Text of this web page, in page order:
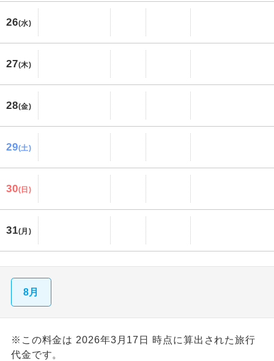
26(水)
27(木)
28(金)
29(土)
30(日)
31(月)
8月
※この料金は 2026年3月17日 時点に算出された旅行
代金です。